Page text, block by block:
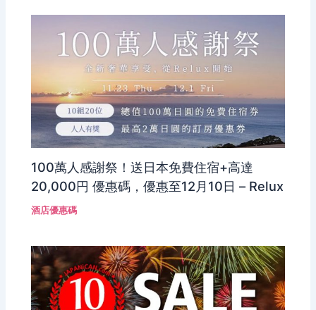
100萬人感謝祭！送日本免費住宿+高達
20,000円 優惠碼，優惠至12月10日 – Relux
酒店優惠碼